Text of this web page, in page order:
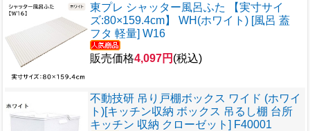
東プレ シャッター風呂ふた 【実寸サイ
ズ:80×159.4cm】 WH(ホワイト) [風呂 蓋
フタ 軽量] W16
販売価格4,097円 (税込)
不動技研 吊り戸棚ボックス ワイド (ホワイ
ト)[キッチン収納 ボックス 吊るし棚 台所
キッチン 収納 クローゼット] F40001